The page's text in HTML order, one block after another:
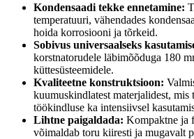
Kondensaadi tekke ennetamine:
temperatuuri, vähendades
hoida korrosiooni ja tõrkeid.
Sobivus universaalseks
korstnatorudele läbimõõduga 180
küttesüsteemidele.
Kvaliteetne konstruktsioon:
kuumuskindlatest materjalidest, mis
töökindluse ka intensiivsel
Lihtne paigaldada: Kompaktne ja
võimaldab toru kiiresti ja mugavalt